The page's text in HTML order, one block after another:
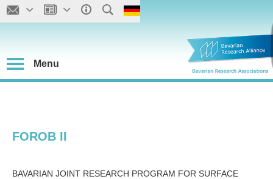
Menu
FOROB II
BAVARIAN JOINT RESEARCH PROGRAM FOR SURFACE